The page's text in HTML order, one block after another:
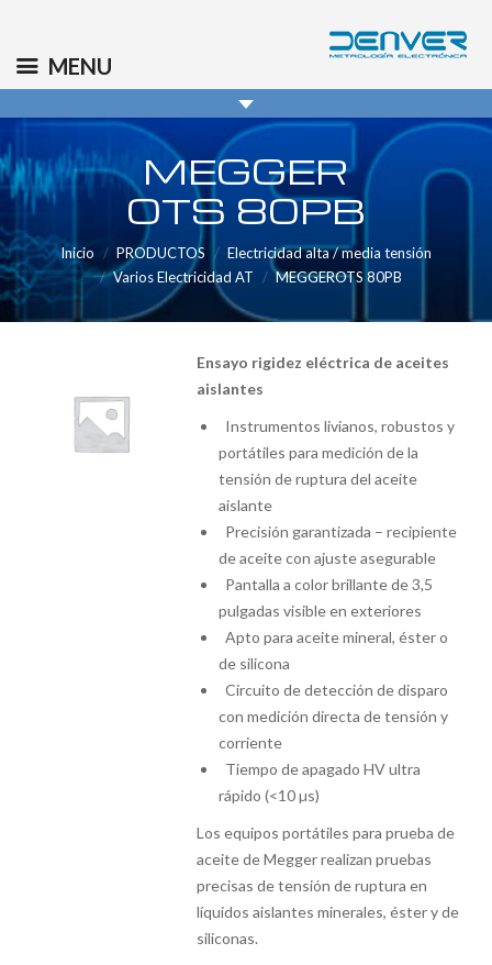
info@denver.es
MEGGER
OTS 80PB
Inicio PRODUCTOS
Electricidad alta / media tensión
Varios Electricidad AT
MEGGEROTS 80PB
Ensayo rigidez eléctrica de aceites
aislantes
Instrumentos livianos, robustos y
portátiles para medición de la
tensión de ruptura del aceite
aislante
Precisión garantizada – recipiente
de aceite con ajuste asegurable
Pantalla a color brillante de 3,5
pulgadas visible en exteriores
Apto para aceite mineral, éster o
de silicona
Circuito de detección de disparo
con medición directa de tensión y
corriente
Tiempo de apagado HV ultra
rápido (<10 µs)
Los equipos portátiles para prueba de
aceite de Megger realizan pruebas
precisas de tensión de ruptura en
líquidos aislantes minerales, éster y de
siliconas.
MENU